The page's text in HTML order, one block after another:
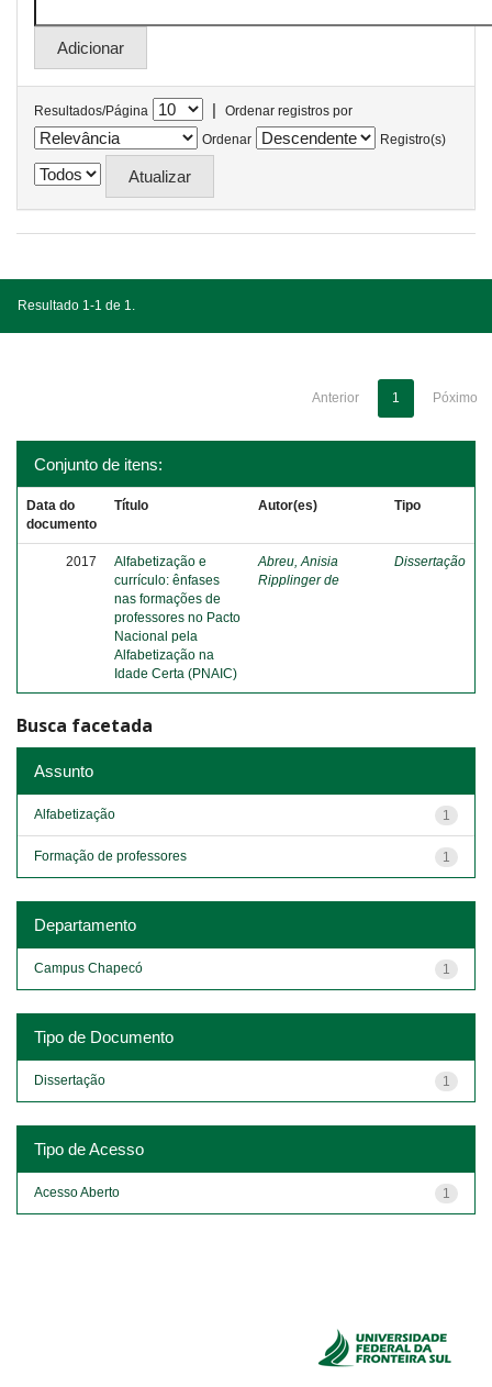
Resultados/Página |
Ordenar registros por
Ordenar
Registro(s)
Resultado 1-1 de 1.
Anterior 1 Póximo
Conjunto de itens:
Data do
documento
Título Autor(es) Tipo
2017
Alfabetização e
currículo: ênfases
nas formações de
professores no Pacto
Nacional pela
Alfabetização na
Idade Certa (PNAIC)
Abreu, Anisia
Ripplinger de
Dissertação
Busca facetada
Assunto
1
Alfabetização
1
Formação de professores
Departamento
1
Campus Chapecó
Tipo de Documento
1
Dissertação
Tipo de Acesso
1
Acesso Aberto